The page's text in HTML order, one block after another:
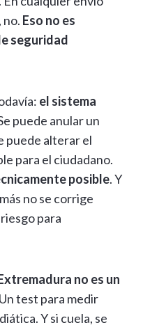
no. Eso no es
seguridad
el sistema
puede anular un
puede alterar el
para el ciudadano.
posible. Y
no se corrige
para
no es un
test para medir
Y si cuela, se